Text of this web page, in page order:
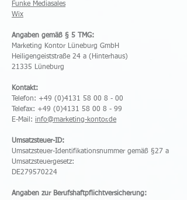
Funke Mediasales
Wix
Angaben gemäß § 5 TMG:
Marketing Kontor Lüneburg GmbH
Heiligengeiststraße 24 a (Hinterhaus)
21335 Lüneburg
Kontakt:
Telefon: +49 (0)4131 58 00 8 - 00
Telefax: +49 (0)4131 58 00 8 - 99
E-Mail: info@marketing-kontor.de
Umsatzsteuer-ID:
Umsatzsteuer-Identifikationsnummer gemäß §27 a
Umsatzsteuergesetz:
DE279570224
Angaben zur Berufshaftpflichtversicherung: